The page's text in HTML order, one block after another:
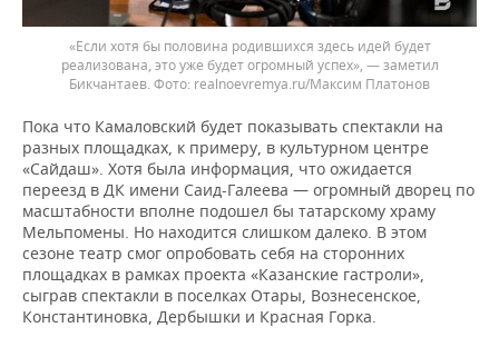
«Если хотя бы половина родившихся здесь идей будет
реализована, это уже будет огромный успех», — заметил
Бикчантаев.
realnoevremya.ru/Максим Платонов
Пока что Камаловский будет показывать спектакли на
разных площадках, к примеру, в культурном центре
«Сайдаш». Хотя была информация, что ожидается
переезд в ДК имени Саид-Галеева — огромный дворец по
масштабности вполне подошел бы татарскому храму
Мельпомены. Но находится слишком далеко. В этом
сезоне театр смог опробовать себя на сторонних
площадках в рамках проекта «Казанские гастроли»,
сыграв спектакли в поселках Отары, Вознесенское,
Константиновка, Дербышки и Красная Горка.